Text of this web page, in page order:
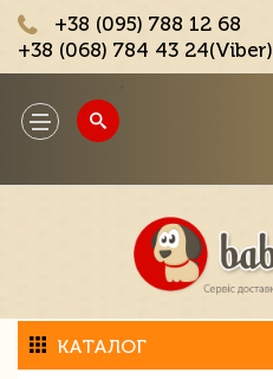
+38 (095) 788 12 68
+38 (068) 784 43 24(Viber)
Toggle
navigation
КАТАЛОГ